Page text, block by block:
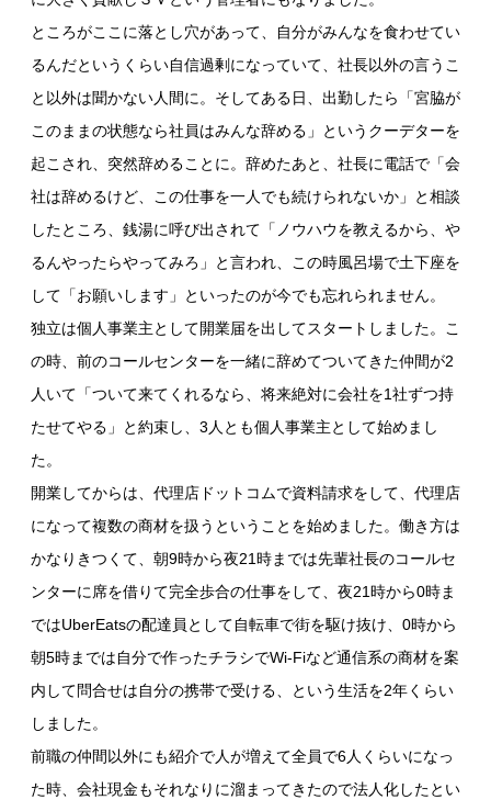
ところがここに落とし穴があって、自分がみんなを食わせてい
るんだというくらい自信過剰になっていて、社長以外の言うこ
と以外は聞かない人間に。そしてある日、出勤したら「宮脇が
このままの状態なら社員はみんな辞める」というクーデターを
起こされ、突然辞めることに。辞めたあと、社長に電話で「会
社は辞めるけど、この仕事を一人でも続けられないか」と相談
したところ、銭湯に呼び出されて「ノウハウを教えるから、や
るんやったらやってみろ」と言われ、この時風呂場で土下座を
して「お願いします」といったのが今でも忘れられません。
独立は個人事業主として開業届を出してスタートしました。こ
の時、前のコールセンターを一緒に辞めてついてきた仲間が2
人いて「ついて来てくれるなら、将来絶対に会社を1社ずつ持
たせてやる」と約束し、3人とも個人事業主として始めまし
た。
開業してからは、代理店ドットコムで資料請求をして、代理店
になって複数の商材を扱うということを始めました。働き方は
かなりきつくて、朝9時から夜21時までは先輩社長のコールセ
ンターに席を借りて完全歩合の仕事をして、夜21時から0時ま
ではUberEatsの配達員として自転車で街を駆け抜け、0時から
朝5時までは自分で作ったチラシでWi-Fiなど通信系の商材を案
内して問合せは自分の携帯で受ける、という生活を2年くらい
しました。
前職の仲間以外にも紹介で人が増えて全員で6人くらいになっ
た時、会社現金もそれなりに溜まってきたので法人化したとい